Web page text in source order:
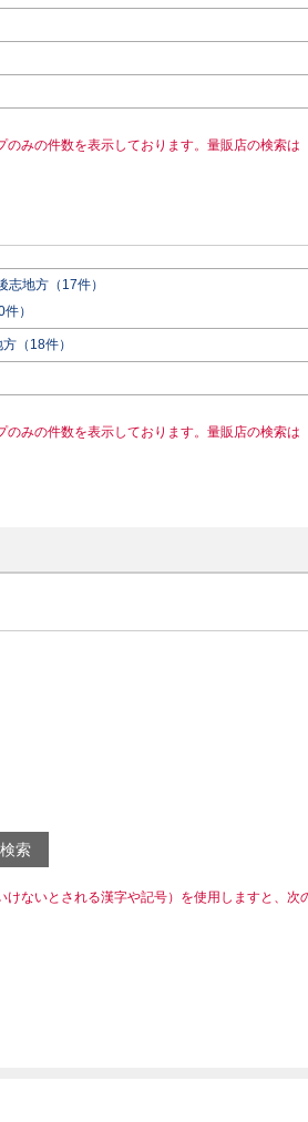
のみの件数を表示しております。量販店の検索は
志地方（17件）
）
（18件）
のみの件数を表示しております。量販店の検索は
検索
ないとされる漢字や記号）を使用しますと、次